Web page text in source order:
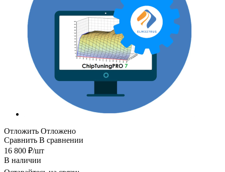
Отложить Отложено
Сравнить В сравнении
16 800 ₽/шт
В наличии